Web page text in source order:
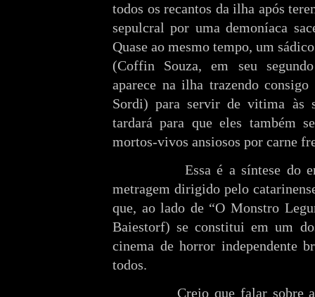
todos os recantos da ilha após
sepulcral por uma demoníaca
Quase ao mesmo tempo, um
(Coffin Souza, em seu
aparece na ilha trazendo
Sordi) para servir de vitima às
tardará para que eles também
mortos-vivos ansiosos por carne
Essa é a síntese do
metragem dirigido pelo
que, ao lado de “O Monstro
Baiestorf) se constitui em um
cinema de horror independente
todos.
Creio que falar sobre